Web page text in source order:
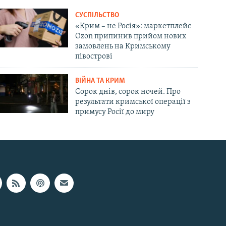
СУСПІЛЬСТВО
«Крим – не Росія»: маркетплейс
Ozon припинив прийом нових
замовлень на Кримському
півострові
ВІЙНА ТА КРИМ
Сорок днів, сорок ночей. Про
результати кримської операції з
примусу Росії до миру